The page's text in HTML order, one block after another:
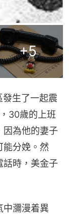
+5
生了一起震
30歲的上班
因為他的妻子
能分娩。然
話時，美金子
中瀰漫着異